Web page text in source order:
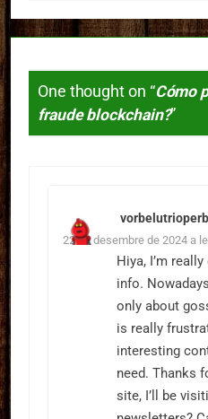
One thought on “Cómo
fraude blockchain?”
22 de desembre de 2024 a
Hiya, I’m
info.
only about
is really
interesting
need. Thanks
site, I’ll be